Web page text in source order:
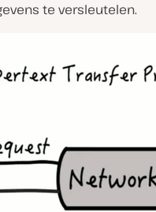
te versleutelen.